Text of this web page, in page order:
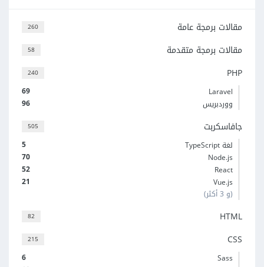
260 مقالات برمجة عامة
58 مقالات برمجة متقدمة
240 PHP
69
Laravel
96
ووردبريس
505 جافاسكربت
5
لغة TypeScript
70
Node.js
52
React
21
Vue.js
(و 3 أكثر)
82 HTML
215 CSS
6
Sass